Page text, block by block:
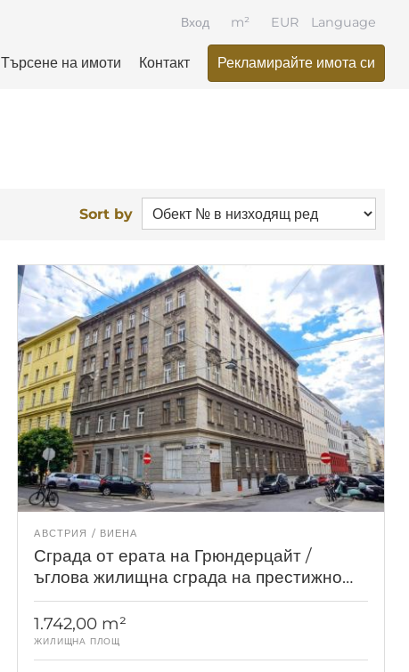
Language
Търсене на имоти Контакт Рекламирайте имота си
Вход EUR
m²
Sort by
АВСТРИЯ ВИЕНА
Сграда от ерата на Грюндерцайт /
ъглова жилищна сграда на престижно
място във Виена през 1050 г.
1.742,00 m²
ЖИЛИЩНА ПЛОЩ